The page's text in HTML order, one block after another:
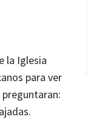
la Iglesia
para ver